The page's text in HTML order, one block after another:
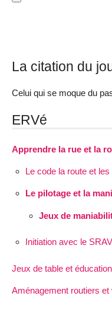
La citation du
Celui qui se moque du
ERVé
Apprendre la rue et la
Le code la route et
Le pilotage et la
Jeux de
Initiation avec le SRAV
Jeux de table et
Aménagement routiers et